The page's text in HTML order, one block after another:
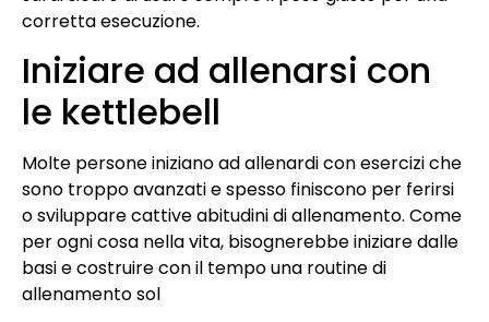
corretta esecuzione.
Iniziare ad allenarsi con
le kettlebell
Molte persone iniziano ad allenardi con esercizi che
sono troppo avanzati e spesso finiscono per ferirsi
o sviluppare cattive abitudini di allenamento. Come
per ogni cosa nella vita, bisognerebbe iniziare dalle
basi e costruire con il tempo una routine di
allenamento sol